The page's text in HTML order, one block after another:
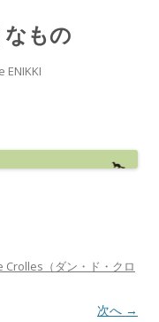
もの
Crolles（ダン・ド・クロ
次へ →